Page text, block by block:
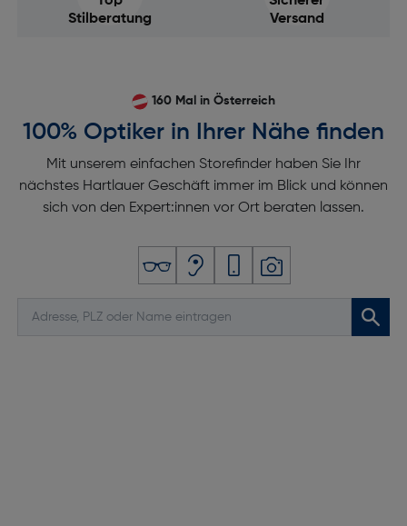
Stilberatung
Versand
160 Mal in Österreich
100% Optiker in Ihrer Nähe finden
Mit unserem einfachen Storefinder haben Sie Ihr
nächstes Hartlauer Geschäft immer im Blick und können
sich von den Expert:innen vor Ort beraten lassen.